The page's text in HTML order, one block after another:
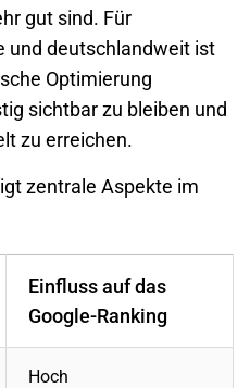
gut sind. Für
und deutschlandweit ist
Optimierung
sichtbar zu bleiben und
zu erreichen.
zentrale Aspekte im
Einfluss auf das
Google-Ranking
Hoch